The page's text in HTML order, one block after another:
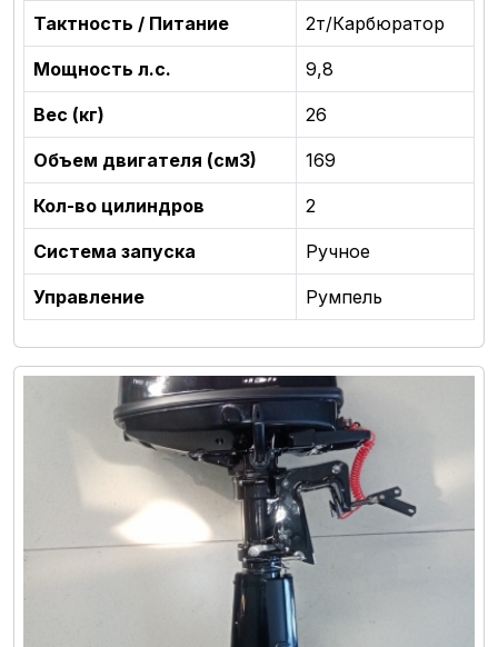
Тактность / Питание 2т/Карбюратор
Мощность л.с. 9,8
Вес (кг) 26
Объем двигателя (см3) 169
Кол-во цилиндров 2
Система запуска Ручное
Управление Румпель